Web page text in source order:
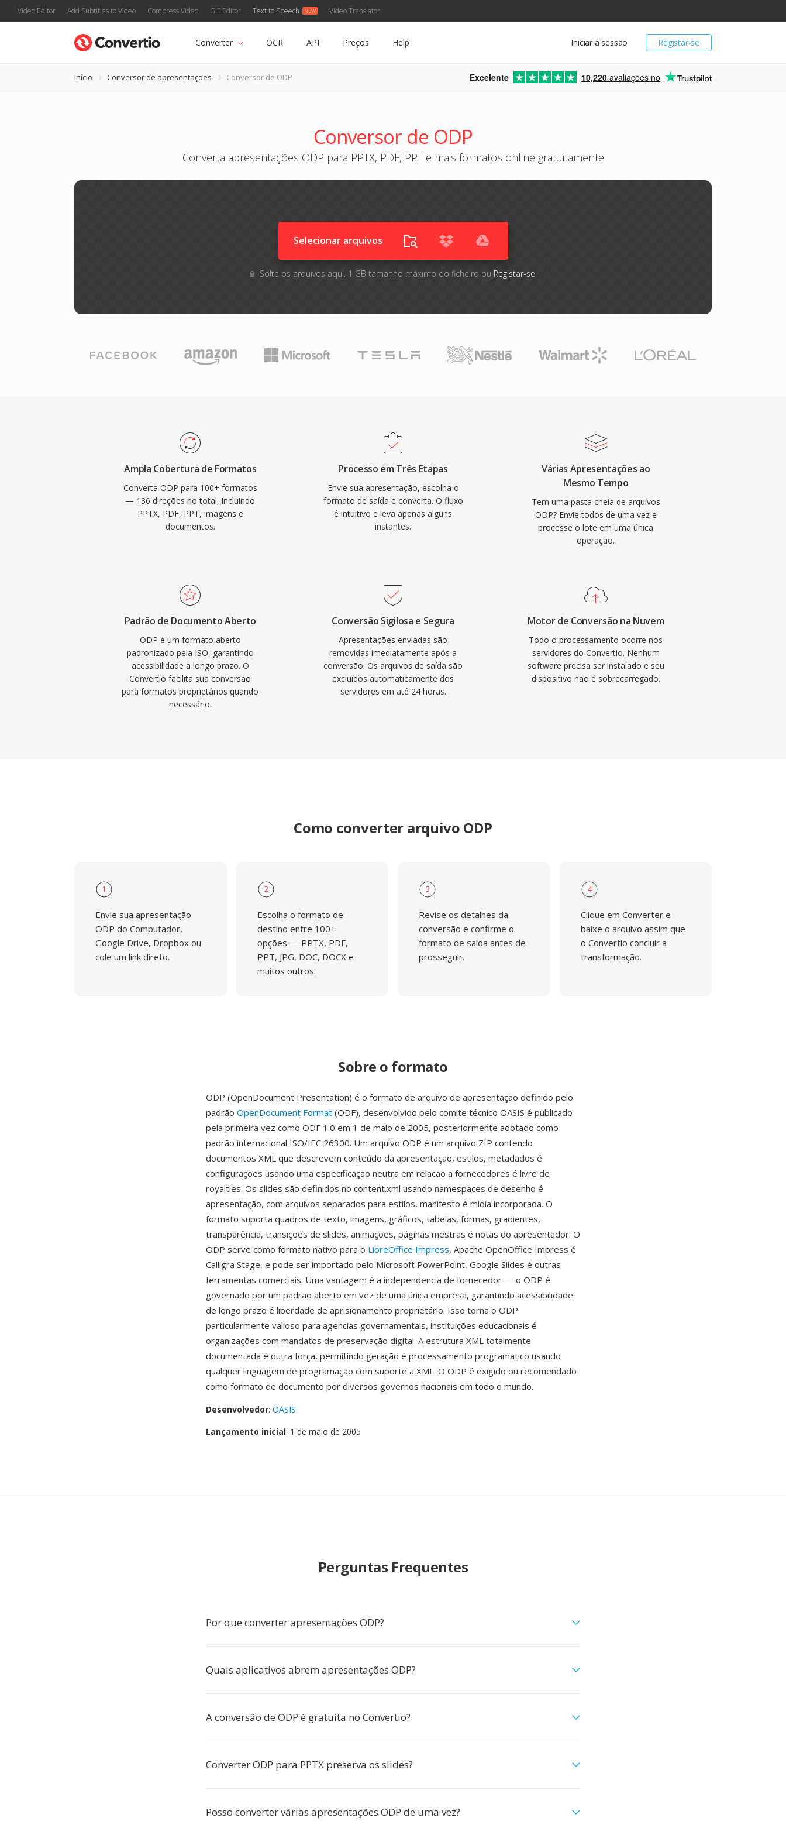
Video Editor Add Subtitles to Video Compress Video GIF Editor Text to Speech Video Translator
Registar-se
Iniciar a sessão
Converter OCR API Preços Help
Início Conversor de apresentações Conversor de ODP Excelente 10,220 avaliações no
Conversor de ODP
Converta apresentações ODP para PPTX, PDF, PPT e mais formatos online gratuitamente
Selecionar arquivos
Solte os arquivos aqui. 1 GB tamanho máximo do ficheiro ou Registar-se
Ampla Cobertura de Formatos
Converta ODP para 100+ formatos
— 136 direções no total, incluindo
PPTX, PDF, PPT, imagens e
documentos.
Processo em Três Etapas
Envie sua apresentação, escolha o
formato de saída e converta. O fluxo
é intuitivo e leva apenas alguns
instantes.
Várias Apresentações ao
Mesmo Tempo
Tem uma pasta cheia de arquivos
ODP? Envie todos de uma vez e
processe o lote em uma única
operação.
Padrão de Documento Aberto
ODP é um formato aberto
padronizado pela ISO, garantindo
acessibilidade a longo prazo. O
Convertio facilita sua conversão
para formatos proprietários quando
necessário.
Conversão Sigilosa e Segura
Apresentações enviadas são
removidas imediatamente após a
conversão. Os arquivos de saída são
excluídos automaticamente dos
servidores em até 24 horas.
Motor de Conversão na Nuvem
Todo o processamento ocorre nos
servidores do Convertio. Nenhum
software precisa ser instalado e seu
dispositivo não é sobrecarregado.
Como converter arquivo ODP
1
Envie sua apresentação
ODP do Computador,
Google Drive, Dropbox ou
cole um link direto.
2
Escolha o formato de
destino entre 100+
opções — PPTX, PDF,
PPT, JPG, DOC, DOCX e
muitos outros.
3
Revise os detalhes da
conversão e confirme o
formato de saída antes de
prosseguir.
4
Clique em Converter e
baixe o arquivo assim que
o Convertio concluir a
transformação.
Sobre o formato
ODP (OpenDocument Presentation) é o formato de arquivo de apresentação definido pelo
padrão OpenDocument Format (ODF), desenvolvido pelo comite técnico OASIS é publicado
pela primeira vez como ODF 1.0 em 1 de maio de 2005, posteriormente adotado como
padrão internacional ISO/IEC 26300. Um arquivo ODP é um arquivo ZIP contendo
documentos XML que descrevem conteúdo da apresentação, estilos, metadados é
configurações usando uma especificação neutra em relacao a fornecedores é livre de
royalties. Os slides são definidos no content.xml usando namespaces de desenho é
apresentação, com arquivos separados para estilos, manifesto é mídia incorporada. O
formato suporta quadros de texto, imagens, gráficos, tabelas, formas, gradientes,
transparência, transições de slides, animações, páginas mestras é notas do apresentador. O
ODP serve como formato nativo para o LibreOffice Impress, Apache OpenOffice Impress é
Calligra Stage, e pode ser importado pelo Microsoft PowerPoint, Google Slides é outras
ferramentas comerciais. Uma vantagem é a independencia de fornecedor — o ODP é
governado por um padrão aberto em vez de uma única empresa, garantindo acessibilidade
de longo prazo é liberdade de aprisionamento proprietário. Isso torna o ODP
particularmente valioso para agencias governamentais, instituições educacionais é
organizações com mandatos de preservação digital. A estrutura XML totalmente
documentada é outra força, permitindo geração é processamento programatico usando
qualquer linguagem de programação com suporte a XML. O ODP é exigido ou recomendado
como formato de documento por diversos governos nacionais em todo o mundo.
Desenvolvedor: OASIS
Lançamento inicial: 1 de maio de 2005
Perguntas Frequentes
Por que converter apresentações ODP?
Quais aplicativos abrem apresentações ODP?
A conversão de ODP é gratuita no Convertio?
Converter ODP para PPTX preserva os slides?
Posso converter várias apresentações ODP de uma vez?